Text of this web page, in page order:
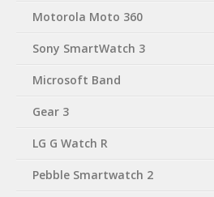
Motorola Moto 360
Sony SmartWatch 3
Microsoft Band
Gear 3
LG G Watch R
Pebble Smartwatch 2